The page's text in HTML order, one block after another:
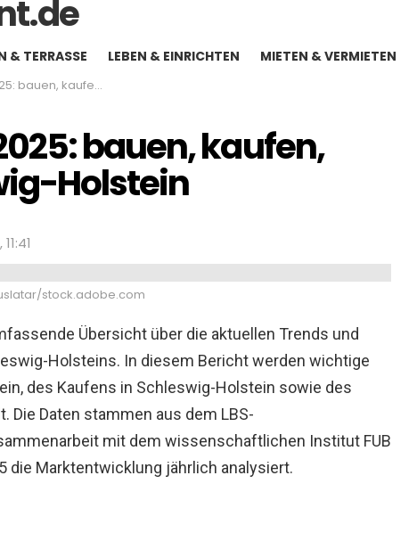
& TERRASSE LEBEN & EINRICHTEN MIETEN & VERMIETEN
mieten in Schleswig-Holstein
bauen, kaufen,
Holstein
stock.adobe.com
Übersicht über die aktuellen Trends und
Holsteins. In diesem Bericht werden wichtige
des Kaufens in Schleswig-Holstein sowie des
Die Daten stammen aus dem LBS-
mit dem wissenschaftlichen Institut FUB
die Marktentwicklung jährlich analysiert.